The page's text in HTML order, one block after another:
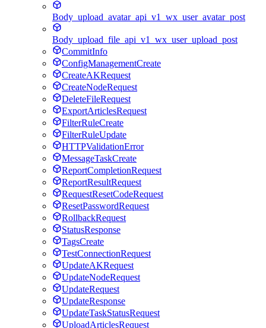
Body_upload_avatar_api_v1_wx_user_avatar_post
Body_upload_file_api_v1_wx_user_upload_post
CommitInfo
ConfigManagementCreate
CreateAKRequest
CreateNodeRequest
DeleteFileRequest
ExportArticlesRequest
FilterRuleCreate
FilterRuleUpdate
HTTPValidationError
MessageTaskCreate
ReportCompletionRequest
ReportResultRequest
RequestResetCodeRequest
ResetPasswordRequest
RollbackRequest
StatusResponse
TagsCreate
TestConnectionRequest
UpdateAKRequest
UpdateNodeRequest
UpdateRequest
UpdateResponse
UpdateTaskStatusRequest
UploadArticlesRequest